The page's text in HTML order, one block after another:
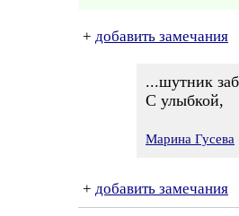
+ добавить замечания
...шутник
С улыбкой,
Марина Гусева
+ добавить замечания